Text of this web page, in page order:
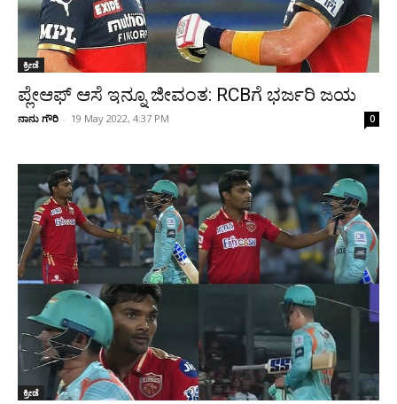
ಕ್ರೀಡೆ
ಪ್ಲೇಆಫ್ ಆಸೆ ಇನ್ನೂ ಜೀವಂತ: RCBಗೆ ಭರ್ಜರಿ ಜಯ
ನಾನು ಗೌರಿ - 19 May 2022, 4:37 PM 0
ಕ್ರೀಡೆ